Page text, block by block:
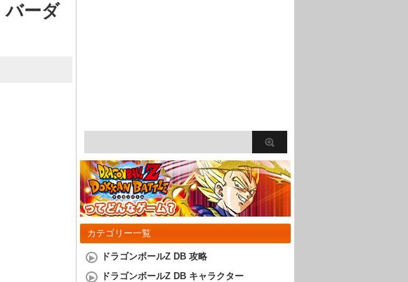
バーダ
カテゴリー一覧
ドラゴンボールZ DB 攻略
ドラゴンボールZ DB キャラクター